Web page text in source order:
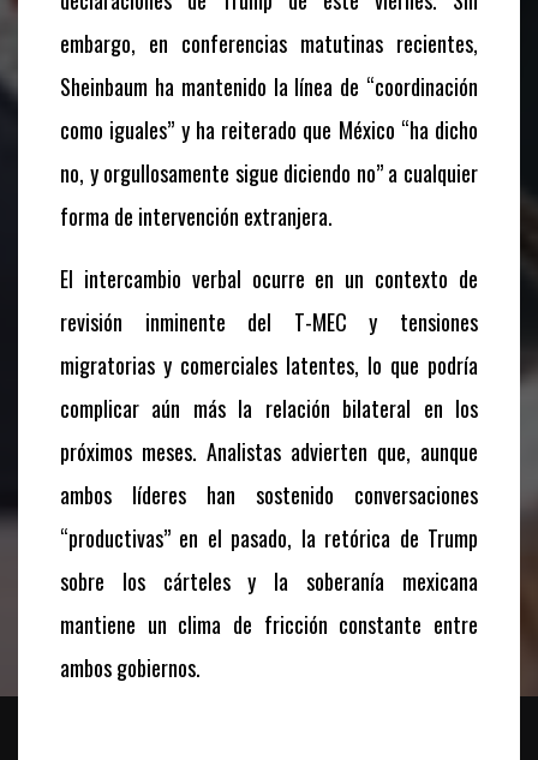
embargo, en conferencias matutinas recientes,
Sheinbaum ha mantenido la línea de “coordinación
como iguales” y ha reiterado que México “ha dicho
no, y orgullosamente sigue diciendo no” a cualquier
forma de intervención extranjera.
El intercambio verbal ocurre en un contexto de
revisión inminente del T-MEC y tensiones
migratorias y comerciales latentes, lo que podría
complicar aún más la relación bilateral en los
próximos meses. Analistas advierten que, aunque
ambos líderes han sostenido conversaciones
“productivas” en el pasado, la retórica de Trump
sobre los cárteles y la soberanía mexicana
mantiene un clima de fricción constante entre
ambos gobiernos.